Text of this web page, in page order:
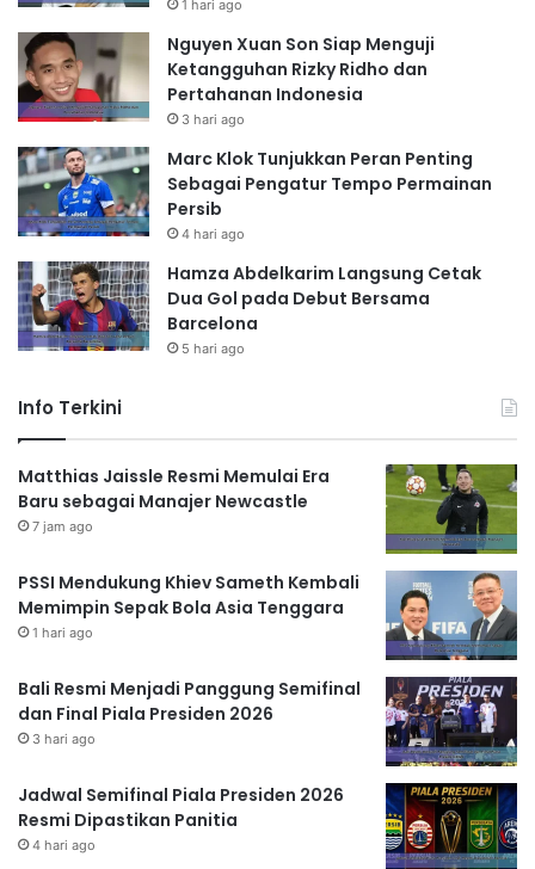
1 hari ago
Nguyen Xuan Son Siap Menguji
Ketangguhan Rizky Ridho dan
Pertahanan Indonesia
3 hari ago
Marc Klok Tunjukkan Peran Penting
Sebagai Pengatur Tempo Permainan
Persib
4 hari ago
Hamza Abdelkarim Langsung Cetak
Dua Gol pada Debut Bersama
Barcelona
5 hari ago
Info Terkini
Matthias Jaissle Resmi Memulai Era
Baru sebagai Manajer Newcastle
7 jam ago
PSSI Mendukung Khiev Sameth Kembali
Memimpin Sepak Bola Asia Tenggara
1 hari ago
Bali Resmi Menjadi Panggung Semifinal
dan Final Piala Presiden 2026
3 hari ago
Jadwal Semifinal Piala Presiden 2026
Resmi Dipastikan Panitia
4 hari ago